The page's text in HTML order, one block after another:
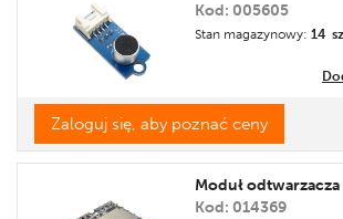
Kod: 005605
Stan magazynowy: 14
Zaloguj się, aby poznać ceny
Moduł odtwarzacza
Kod: 014369